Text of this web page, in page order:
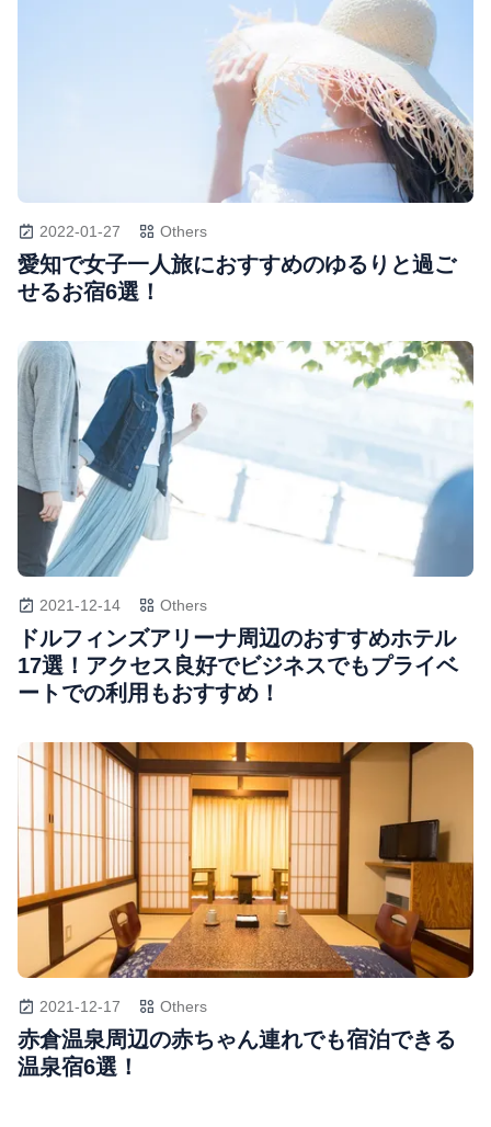
2022-01-27 Others
愛知で女子一人旅におすすめのゆるりと過ご
せるお宿6選！
2021-12-14 Others
ドルフィンズアリーナ周辺のおすすめホテル
17選！アクセス良好でビジネスでもプライベ
ートでの利用もおすすめ！
2021-12-17 Others
赤倉温泉周辺の赤ちゃん連れでも宿泊できる
温泉宿6選！